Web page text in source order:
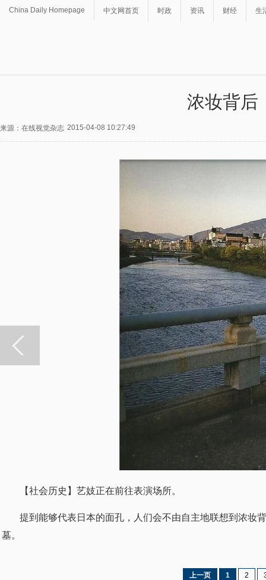
China Daily Homepage 中文网首页 时政 资讯 财经 生
浓妆背后
来源：在线视觉杂志 2015-04-08 10:27:49
【社会历史】艺妓正在前往表演场所。
提到能够代表日本的面孔，人们会不由自主地联想到浓妆
墓。
上一页 1 2